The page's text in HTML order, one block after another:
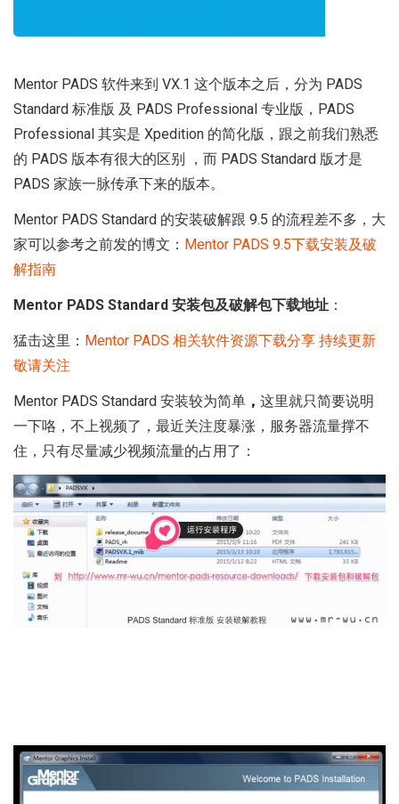
Mentor PADS 软件来到 VX.1 这个版本之后，分为 PADS
Standard 标准版 及 PADS Professional 专业版，PADS
Professional 其实是 Xpedition 的简化版，跟之前我们熟悉
的 PADS 版本有很大的区别 ，而 PADS Standard 版才是
PADS 家族一脉传承下来的版本。
Mentor PADS Standard 的安装破解跟 9.5 的流程差不多，大
家可以参考之前发的博文： Mentor PADS 9.5下载安装及破
解指南
Mentor PADS Standard 安装包及破解包下载地址 ：
猛击这里： Mentor PADS 相关软件资源下载分享 持续更新
敬请关注
Mentor PADS Standard 安装较为简单 ， 这里就只简要说明
一下咯，不上视频了，最近关注度暴涨，服务器流量撑不
住，只有尽量减少视频流量的占用了：